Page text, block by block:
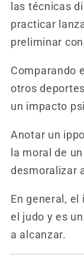
las técnicas
practicar
preliminar
Comparando
otros
un impacto
Anotar un
la moral de
desmoralizar
En general, el
el judo y es
a alcanzar.